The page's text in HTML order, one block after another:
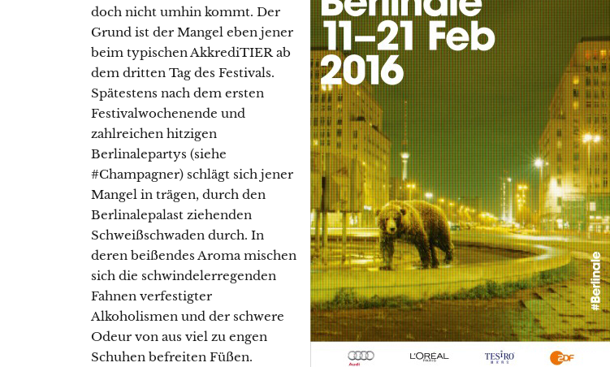
doch nicht umhin kommt. Der
Grund ist der Mangel eben jener
beim typischen AkkrediTIER ab
dem dritten Tag des Festivals.
Spätestens nach dem ersten
Festivalwochenende und
zahlreichen hitzigen
Berlinalepartys (siehe
#Champagner) schlägt sich jener
Mangel in trägen, durch den
Berlinalepalast ziehenden
Schweißschwaden durch. In
deren beißendes Aroma mischen
sich die schwindelerregenden
Fahnen verfestigter
Alkoholismen und der schwere
Odeur von aus viel zu engen
Schuhen befreiten Füßen.